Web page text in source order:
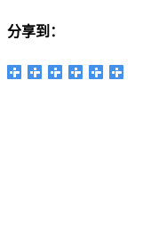
分享到：